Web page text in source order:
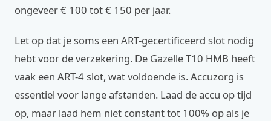
ongeveer € 100 tot € 150 per jaar.
Let op dat je soms een ART-gecertificeerd slot nodig
hebt voor de verzekering. De Gazelle T10 HMB heeft
vaak een ART-4 slot, wat voldoende is. Accuzorg is
essentiel voor lange afstanden. Laad de accu op tijd
op, maar laad hem niet constant tot 100% op als je